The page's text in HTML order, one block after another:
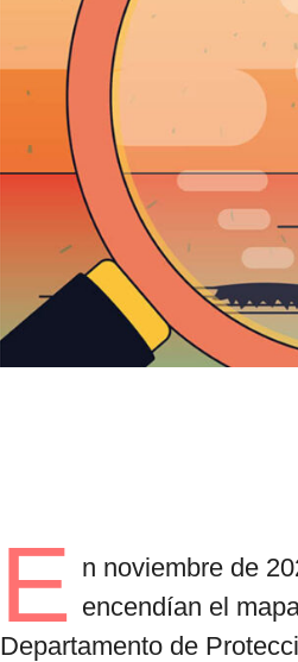
consumo
por formato
scrolls
timeline
E n noviembre de
encendían el
Departamento de